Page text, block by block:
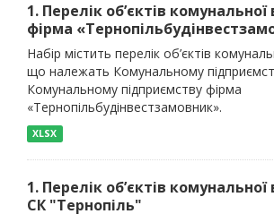
1. Перелік об’єктів комунальної
фірма
Набір містить перелік об’єктів
що належать Комунальному
Комунальному підприємству фірма
«Тернопільбудінвестзамовник».
XLSX
1. Перелік об’єктів комунальної
СК "Тернопіль"